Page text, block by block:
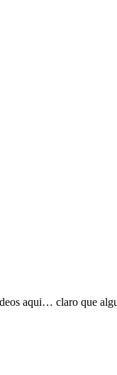
aqui… claro que